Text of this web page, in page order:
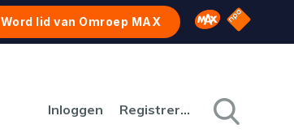
Word lid van Omroep MAX Omroep MAX
NPO
Inloggen Registreren